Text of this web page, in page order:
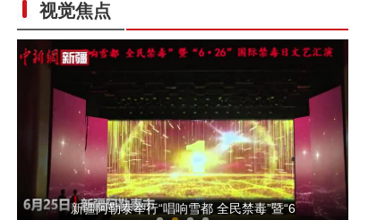
视觉焦点
北塔山牧歌：这里牧草丰茂，牛羊肥壮
新疆阿勒泰举行“唱响雪都 全民禁毒”暨“6